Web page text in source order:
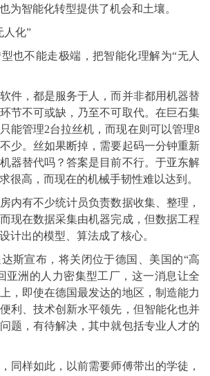
为智能化转型提供了机会和土壤。
化”
不能走极端，把智能化理解为“无人
，都是服务于人，而并非都用机器替
节不可或缺，乃至不可取代。在巨石集
能管理2台拉丝机，而现在则可以管理8
少。丝如果断掉，需要起码一分钟重新
器替代吗？答案是目前不行。于亚东解
很高，而现在的机械手韧性难以达到。
有不少统计员负责数据收集、整理，
现在数据采集由机器完成，但数据工程
计出的模型、算法成了核心。
宣布，将关闭位于德国、美国的“高
亚洲的人力密集型工厂，这一消息让全
，即使在德国最发达的地区，制造能力
利、技术创新水平领先，但智能化也并
题，有待解决，其中就包括专业人才的
样如此，以前需要师傅带出的学徒，